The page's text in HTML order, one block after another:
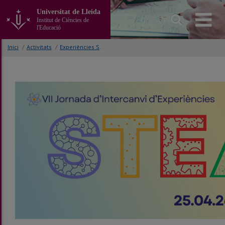
contingut
Universitat de Lleida
Institut de Ciències de
l'Educació
Inici / Activitats / Experiències STEAM